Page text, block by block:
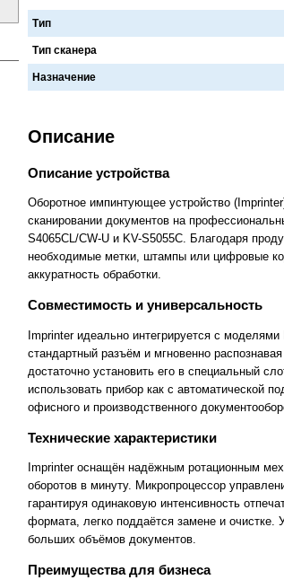
Тип
Тип сканера
Назначение
Описание
Описание устройства
Оборотное импинтующее устройство
сканировании документов на
S4065CL/CW-U и KV-S5055C. Благодаря
необходимые метки, штампы или цифровые
аккуратность обработки.
Совместимость и универсальность
Imprinter идеально интегрируется с
стандартный разъём и мгновенно
достаточно установить его в специальный
использовать прибор как с автоматической
офисного и производственного
Технические характеристики
Imprinter оснащён надёжным ротационным
оборотов в минуту. Микропроцессор
гарантируя одинаковую интенсивность
формата, легко поддаётся замене и очистке.
больших объёмов документов.
Преимущества для бизнеса